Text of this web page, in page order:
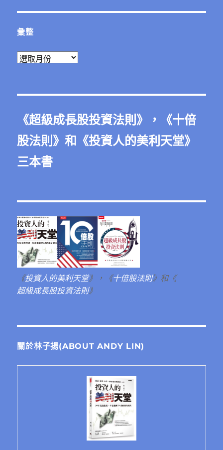
彙整
彙
《超級成長股投資法則 》，《十倍
股法則 》和《投資人的美利天堂》
三本書
《投資人的美利天堂》，《十倍股法則》和《
超級成長股投資法則》
關於林子揚(ABOUT ANDY LIN)